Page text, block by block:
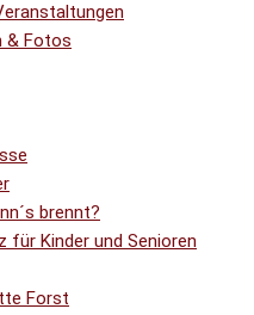
& Fotos
brennt?
für Kinder und Senioren
Forst